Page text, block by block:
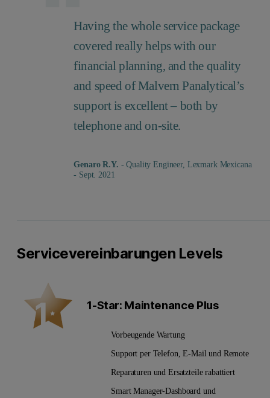
Having the whole service package
covered really helps with our
financial planning, and the quality
and speed of Malvern Panalytical’s
support is excellent – both by
telephone and on-site.
Genaro R.Y. - Quality Engineer, Lexmark Mexicana
- Sept. 2021
Servicevereinbarungen Levels
1-Star: Maintenance Plus
Vorbeugende Wartung
Support per Telefon, E-Mail und Remote
Reparaturen und Ersatzteile rabattiert
Smart Manager-Dashboard und